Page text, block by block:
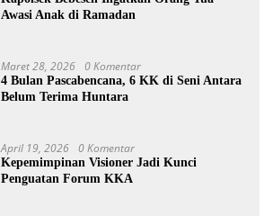
Awasi Anak di Ramadan
Maret 28, 2026 0 Komentar
4 Bulan Pascabencana, 6 KK di Seni Antara
Belum Terima Huntara
April 19, 2026 0 Komentar
Kepemimpinan Visioner Jadi Kunci
Penguatan Forum KKA